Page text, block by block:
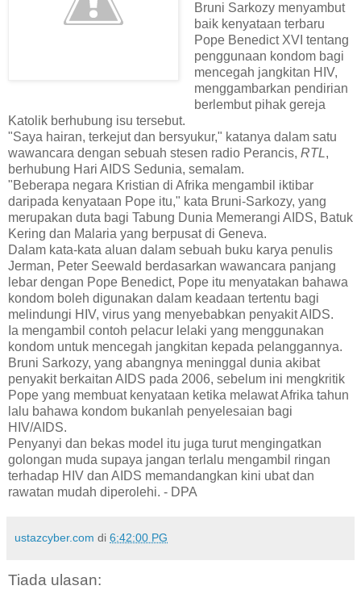
Bruni Sarkozy menyambut
baik kenyataan terbaru
Pope Benedict XVI tentang
penggunaan kondom bagi
mencegah jangkitan HIV,
menggambarkan pendirian
berlembut pihak gereja
Katolik berhubung isu tersebut.
"Saya hairan, terkejut dan bersyukur," katanya dalam satu
wawancara dengan sebuah stesen radio Perancis, RTL,
berhubung Hari AIDS Sedunia, semalam.
"Beberapa negara Kristian di Afrika mengambil iktibar
daripada kenyataan Pope itu," kata Bruni-Sarkozy, yang
merupakan duta bagi Tabung Dunia Memerangi AIDS, Batuk
Kering dan Malaria yang berpusat di Geneva.
Dalam kata-kata aluan dalam sebuah buku karya penulis
Jerman, Peter Seewald berdasarkan wawancara panjang
lebar dengan Pope Benedict, Pope itu menyatakan bahawa
kondom boleh digunakan dalam keadaan tertentu bagi
melindungi HIV, virus yang menyebabkan penyakit AIDS.
Ia mengambil contoh pelacur lelaki yang menggunakan
kondom untuk mencegah jangkitan kepada pelanggannya.
Bruni Sarkozy, yang abangnya meninggal dunia akibat
penyakit berkaitan AIDS pada 2006, sebelum ini mengkritik
Pope yang membuat kenyataan ketika melawat Afrika tahun
lalu bahawa kondom bukanlah penyelesaian bagi
HIV/AIDS.
Penyanyi dan bekas model itu juga turut mengingatkan
golongan muda supaya jangan terlalu mengambil ringan
terhadap HIV dan AIDS memandangkan kini ubat dan
rawatan mudah diperolehi. - DPA
ustazcyber.com di 6:42:00 PG
Tiada ulasan: